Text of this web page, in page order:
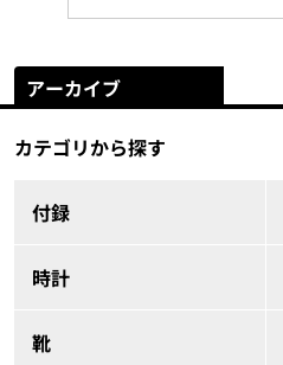
アーカイブ
カテゴリから探す
付録
時計
靴